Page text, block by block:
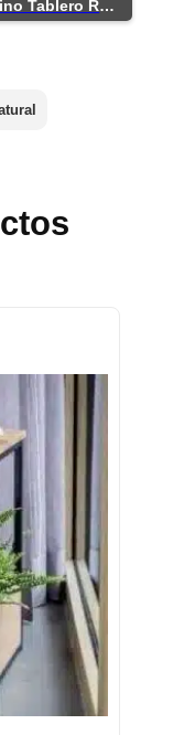
Barra Desayunadora Móvil Con Pino Tablero Rústico